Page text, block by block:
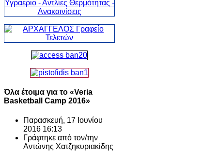
Όλα έτοιμα για το «Veria
Basketball Camp 2016»
Παρασκευή, 17 Ιουνίου
2016 16:13
Γράφτηκε από τον/την
Αντώνης Χατζηκυριακίδης